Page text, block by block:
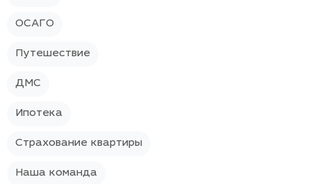
ОСАГО
Путешествие
ДМС
Ипотека
Страхование квартиры
Наша команда